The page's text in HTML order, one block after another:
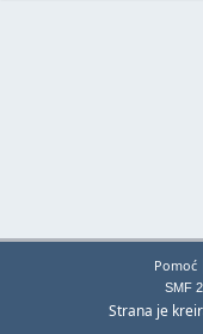
Pomoć
SMF
Strana je